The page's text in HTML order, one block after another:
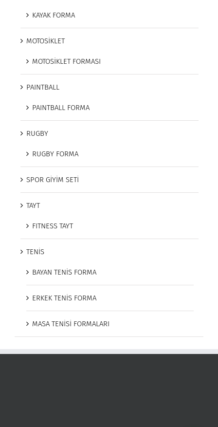
KAYAK FORMA
MOTOSİKLET
MOTOSİKLET FORMASI
PAINTBALL
PAINTBALL FORMA
RUGBY
RUGBY FORMA
SPOR GİYİM SETİ
TAYT
FITNESS TAYT
TENİS
BAYAN TENİS FORMA
ERKEK TENİS FORMA
MASA TENİSİ FORMALARI